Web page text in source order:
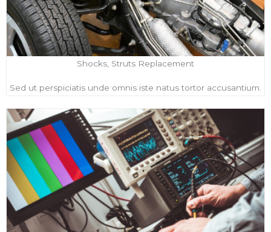
Shocks, Struts Replacement
Sed ut perspiciatis unde omnis iste natus tortor accusantium.